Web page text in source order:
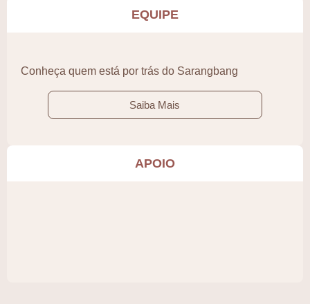
EQUIPE
Conheça quem está por trás do Sarangbang
Saiba Mais
APOIO